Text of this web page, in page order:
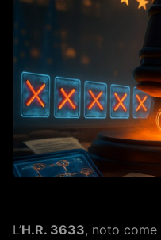
L’H.R. 3633, noto come